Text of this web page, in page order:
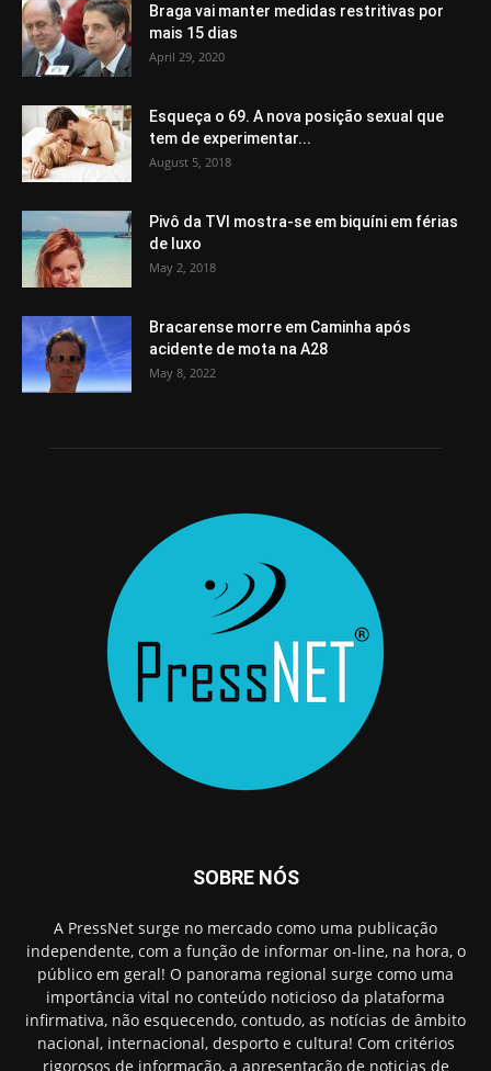
Braga vai manter medidas restritivas por
mais 15 dias
April 29, 2020
Esqueça o 69. A nova posição sexual que
tem de experimentar...
August 5, 2018
Pivô da TVI mostra-se em biquíni em férias
de luxo
May 2, 2018
Bracarense morre em Caminha após
acidente de mota na A28
May 8, 2022
SOBRE NÓS
A PressNet surge no mercado como uma publicação
independente, com a função de informar on-line, na hora, o
público em geral! O panorama regional surge como uma
importância vital no conteúdo noticioso da plataforma
infirmativa, não esquecendo, contudo, as notícias de âmbito
nacional, internacional, desporto e cultura! Com critérios
rigorosos de informação, a apresentação de noticias de